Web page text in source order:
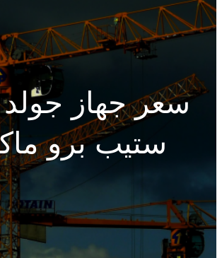
h
سعر جهاز جولد
ستيب برو